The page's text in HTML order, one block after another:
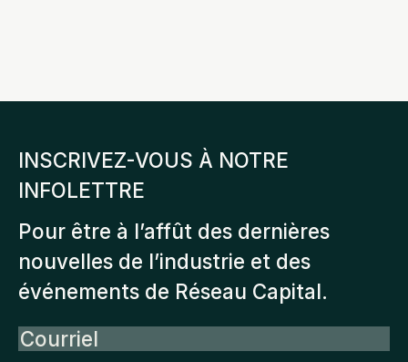
INSCRIVEZ-VOUS À NOTRE
INFOLETTRE
Pour être à l’affût des dernières
nouvelles de l’industrie et des
événements de Réseau Capital.
Courriel